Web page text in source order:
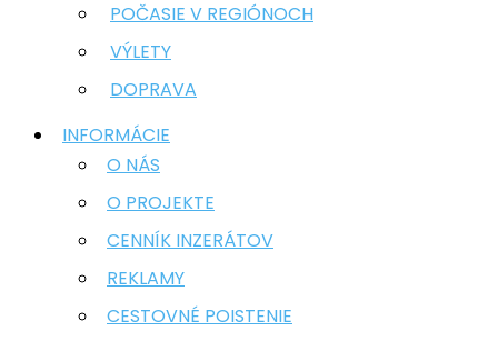
POČASIE V REGIÓNOCH
VÝLETY
DOPRAVA
INFORMÁCIE
O NÁS
O PROJEKTE
CENNÍK INZERÁTOV
REKLAMY
CESTOVNÉ POISTENIE